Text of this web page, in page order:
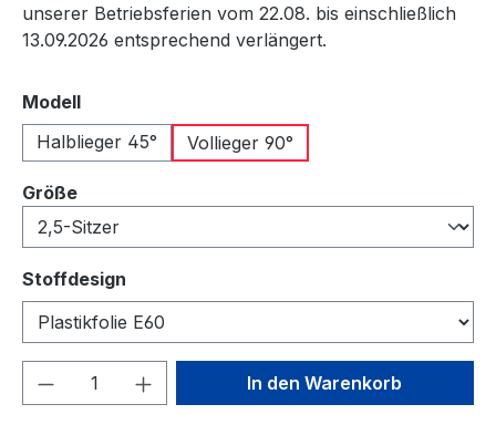
unserer Betriebsferien vom 22.08. bis einschließlich
13.09.2026 entsprechend verlängert.
Modellauswählen
Halblieger 45°
Vollieger 90°
Größeauswählen
Stoffdesign
Produkt Anzahl: Gib denIn den Warenkorb